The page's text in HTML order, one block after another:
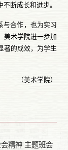
断成长和进步。
与合作，也为实习
美术学院进一步加
著的成效，为学生
（美术学院）
精神 主题班会